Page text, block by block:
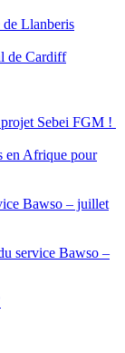
de Llanberis
de Cardiff
Sebei FGM !
en Afrique pour
Bawso – juillet
service Bawso –